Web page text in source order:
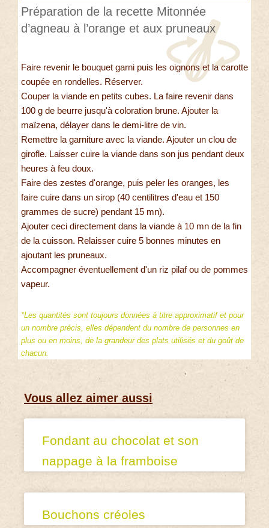
Préparation de la recette Mitonnée
d’agneau à l’orange et aux pruneaux
Faire revenir le bouquet garni puis les oignons et la carotte
coupée en rondelles. Réserver.
Couper la viande en petits cubes. La faire revenir dans
100 g de beurre jusqu'à coloration brune. Ajouter la
maïzena, délayer dans le demi-litre de vin.
Remettre la garniture avec la viande. Ajouter un clou de
girofle. Laisser cuire la viande dans son jus pendant deux
heures à feu doux.
Faire des zestes d'orange, puis peler les oranges, les
faire cuire dans un sirop (40 centilitres d'eau et 150
grammes de sucre) pendant 15 mn).
Ajouter ceci directement dans la viande à 10 mn de la fin
de la cuisson. Relaisser cuire 5 bonnes minutes en
ajoutant les pruneaux.
Accompagner éventuellement d'un riz pilaf ou de pommes
vapeur.
*Les quantités sont toujours données à titre approximatif et pour
un nombre précis, elles dépendent du nombre de personnes en
plus ou en moins, de la grandeur des plats utilisés et du goût de
chacun.
Vous allez aimer aussi
Fondant au chocolat et son
nappage à la framboise
Bouchons créoles